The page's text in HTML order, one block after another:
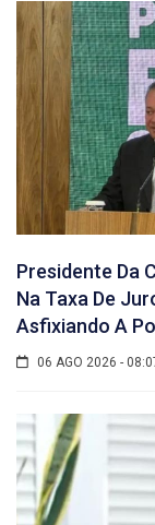
Presidente Da
Na Taxa De
Asfixiando A
06 AGO 2026 -